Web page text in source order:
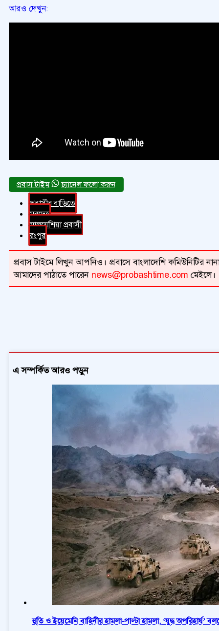
আরও দেখুন:
চ্যানেল ফলো করুন
প্রবাসীর বাড়িতে
মরদেহ
মালয়েশিয়া প্রবাসী
রংপুর
প্রবাস টাইমে লিখুন আপনিও। প্রবাসে বাংলাদেশি কমিউনিটির
আমাদের পাঠাতে পারেন news@probashtime.com মেইলে।
এ সম্পর্কিত আরও পড়ুন
হুতি ও ইয়েমেনি বাহিনীর হামলা-পাল্টা হামলা, ‘যুদ্ধ অপরিহার্য’